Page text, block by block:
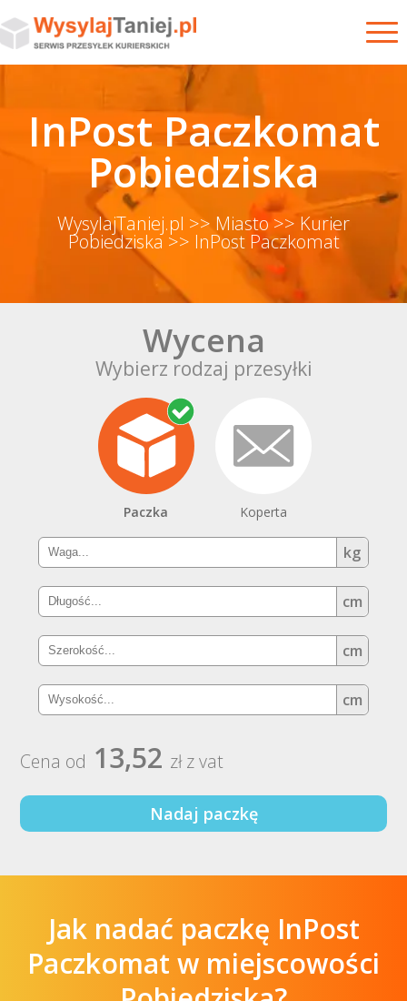
InPost Paczkomat
Pobiedziska
WysylajTaniej.pl >> Miasto >> Kurier
Pobiedziska >> InPost Paczkomat
Wycena
Wybierz rodzaj przesyłki
Paczka Koperta
kg
cm
cm
cm
Cena od 13,52 zł z vat
Nadaj paczkę
Jak nadać paczkę InPost
Paczkomat w miejscowości